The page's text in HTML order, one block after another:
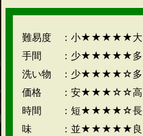
難易度 ：小★★★★★大
手間 ：少★★★★★多
洗い物 ：少★★★★☆多
価格 ：安★★★☆☆高
時間 ：短★★★★☆長
味 ：並★★★★★良